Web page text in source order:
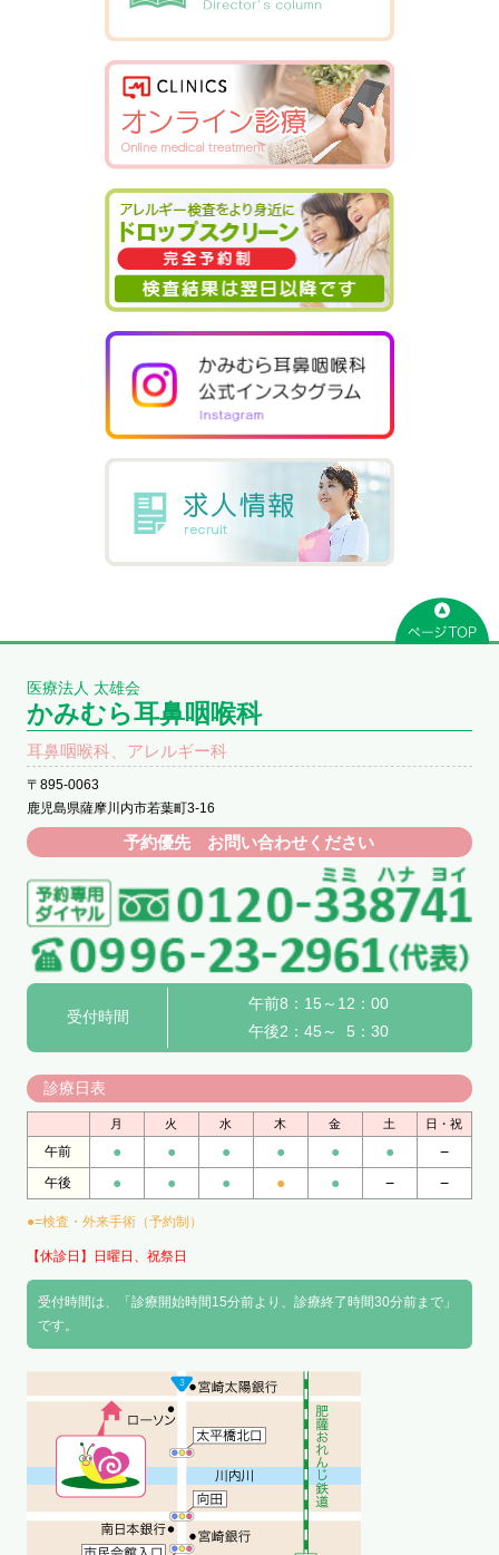
医療法人 太雄会
かみむら耳鼻咽喉科
耳鼻咽喉科、アレルギー科
〒895-0063
鹿児島県薩摩川内市若葉町3-16
予約優先 お問い合わせください
受付時間
午前8：15～12：00
午後2：45～ 5：30
診療日表
月 火 水 木 金 土 日・祝
午前 ● ● ● ● ● ● −
午後 ● ● ● ● ● − −
●=検査・外来手術（予約制）
【休診日】日曜日、祝祭日
受付時間は、「診療開始時間15分前より、診療終了時間30分前まで」
です。